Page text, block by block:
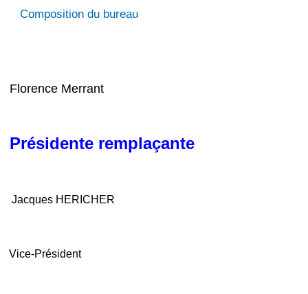
Composition du bureau
Florence Merrant
Présidente remplaçante
Jacques HERICHER
Vice-Président